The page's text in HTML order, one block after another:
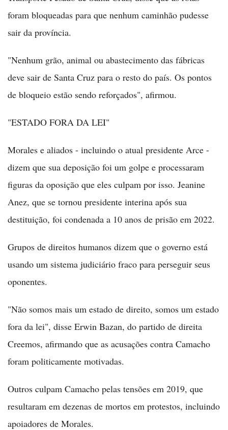
foram bloqueadas para que nenhum caminhão pudesse
sair da província.
"Nenhum grão, animal ou abastecimento das fábricas
deve sair de Santa Cruz para o resto do país. Os pontos
de bloqueio estão sendo reforçados", afirmou.
"ESTADO FORA DA LEI"
Morales e aliados - incluindo o atual presidente Arce -
dizem que sua deposição foi um golpe e processaram
figuras da oposição que eles culpam por isso. Jeanine
Anez, que se tornou presidente interina após sua
destituição, foi condenada a 10 anos de prisão em 2022.
Grupos de direitos humanos dizem que o governo está
usando um sistema judiciário fraco para perseguir seus
oponentes.
"Não somos mais um estado de direito, somos um estado
fora da lei", disse Erwin Bazan, do partido de direita
Creemos, afirmando que as acusações contra Camacho
foram politicamente motivadas.
Outros culpam Camacho pelas tensões em 2019, que
resultaram em dezenas de mortos em protestos, incluindo
apoiadores de Morales.